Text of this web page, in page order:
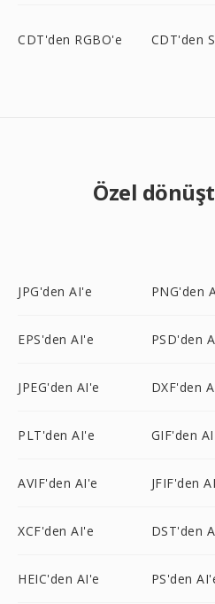
CDT'den RGBO'e CDT'den
Özel
JPG'den AI'e PNG'den
EPS'den AI'e PSD'den
JPEG'den AI'e DXF'den
PLT'den AI'e GIF'den
AVIF'den AI'e JFIF'den
XCF'den AI'e DST'den
HEIC'den AI'e PS'den